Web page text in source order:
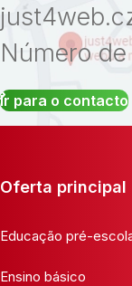
Número
Ir para o contacto
Oferta principal
Educação pré-
Ensino básico